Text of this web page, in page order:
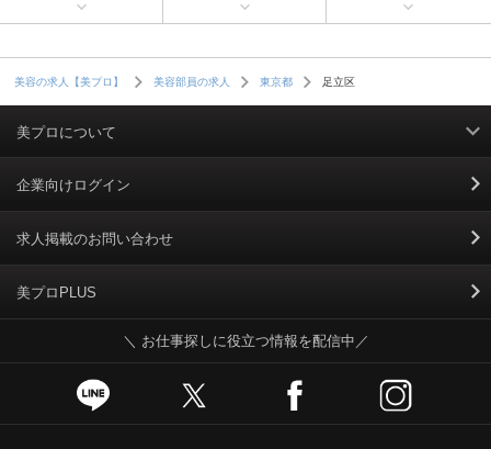
美容の求人【美プロ】 美容部員の求人 東京都 足立区
美プロについて
利用規約
掲載規約
個人情報保護ポリシー
個人情報のお取り扱いについて
Cookieポリシー
企業向けログイン
求人掲載のお問い合わせ
美プロPLUS
＼ お仕事探しに役立つ情報を配信中／